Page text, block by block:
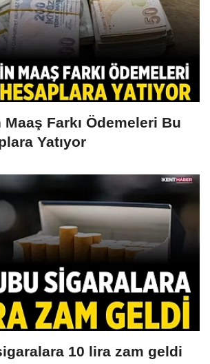
Farkı Ödemeleri Bu
Yatıyor
10 lira zam geldi